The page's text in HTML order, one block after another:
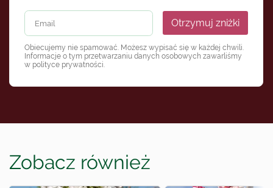
Otrzymuj zniżki
Obiecujemy nie spamować. Możesz wypisać się w każdej chwili.
Informacje o tym przetwarzaniu danych osobowych zawarliśmy
w polityce prywatności
Zobacz również